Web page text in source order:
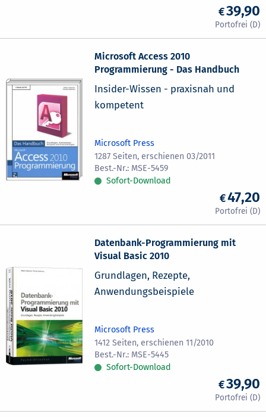
39,90
Microsoft Access 2010
Programmierung - Das Handbuch
Insider-Wissen - praxisnah und
kompetent
Microsoft Press
1287 Seiten, erschienen 03/2011
MSE-5459
Sofort-Download
47,20
Datenbank-Programmierung mit
Visual Basic 2010
Grundlagen, Rezepte,
Anwendungsbeispiele
Microsoft Press
1412 Seiten, erschienen 11/2010
MSE-5445
Sofort-Download
39,90